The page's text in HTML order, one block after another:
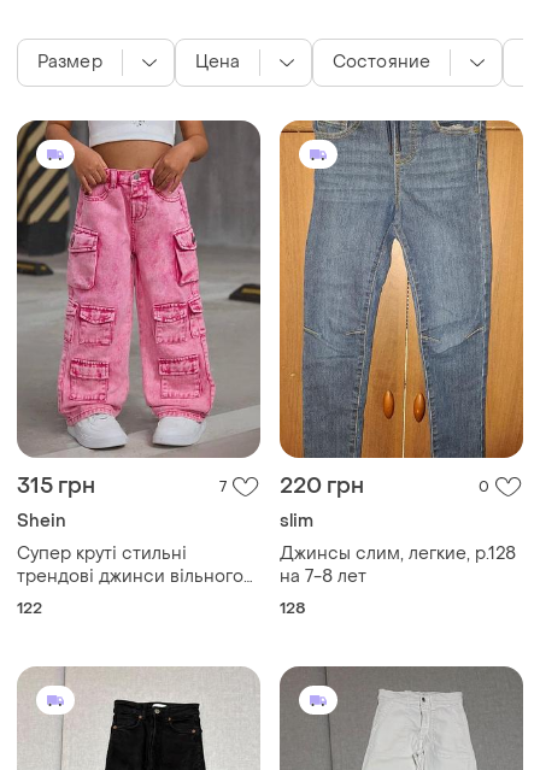
315 грн 7
Shein
Супер круті стильні
трендові джинси вільного
крою на дівчинку 7р shein
122
220 грн 0
slim
Джинсы слим, легкие, р.128
на 7-8 лет
128
Размер Цена Состояние